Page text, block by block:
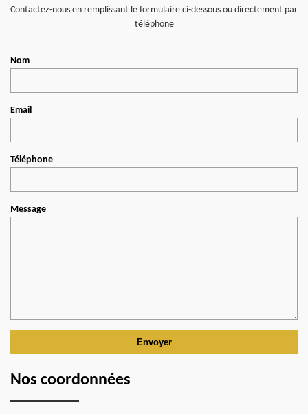
Contactez-nous en remplissant le formulaire ci-dessous ou directement par
téléphone
Nom
Email
Téléphone
Message
Nos coordonnées